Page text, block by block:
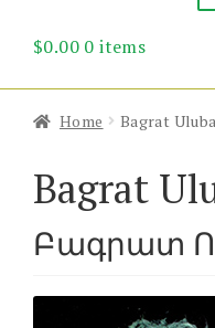
$0.00 0 items
Home Bagrat
Bagrat
Բագրատ